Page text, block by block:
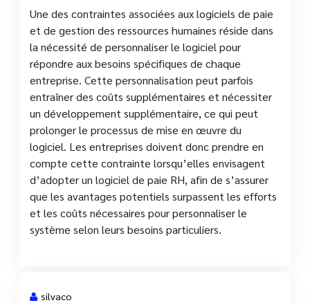
Une des contraintes associées aux logiciels de paie
et de gestion des ressources humaines réside dans
la nécessité de personnaliser le logiciel pour
répondre aux besoins spécifiques de chaque
entreprise. Cette personnalisation peut parfois
entraîner des coûts supplémentaires et nécessiter
un développement supplémentaire, ce qui peut
prolonger le processus de mise en œuvre du
logiciel. Les entreprises doivent donc prendre en
compte cette contrainte lorsqu’elles envisagent
d’adopter un logiciel de paie RH, afin de s’assurer
que les avantages potentiels surpassent les efforts
et les coûts nécessaires pour personnaliser le
système selon leurs besoins particuliers.
silvaco